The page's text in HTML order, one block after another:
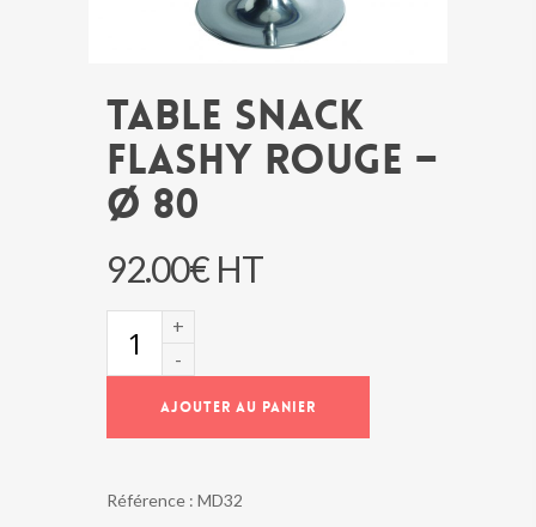
TABLE SNACK
FLASHY ROUGE –
Ø 80
92.00€ HT
FLASHY
ROUGE
80
AJOUTER AU PANIER
Référence : MD32